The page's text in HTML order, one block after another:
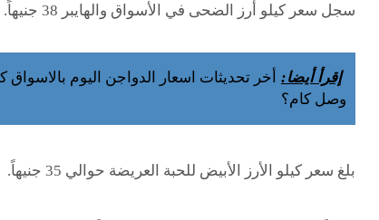
سجل سعر كيلو أرز الضحى في الأسواق والهايبر 38 جنيهاً.
إقرأ أيضا: أخر تحديثات اسعار الدواجن اليوم بالاسواق
وصل كام؟
بلغ سعر كيلو الأرز الأبيض للحبة العريضة حوالي 35 جنيهاً.